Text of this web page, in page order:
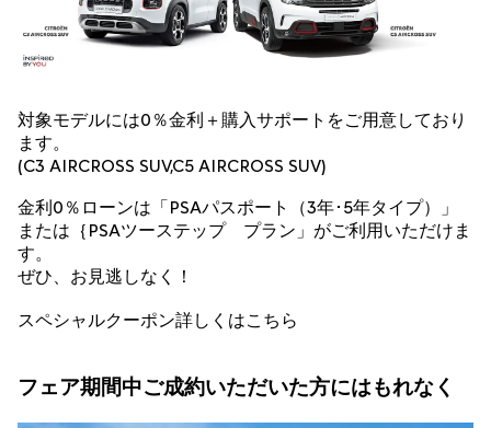
対象モデルには0％金利＋購入サポートをご用意しており
ます。
(C3 AIRCROSS SUV,C5 AIRCROSS SUV)
金利0％ローンは「PSAパスポート（3年･5年タイプ）」
または｛PSAツーステップ プラン」がご利用いただけま
す。
ぜひ、お見逃しなく！
スペシャルクーポン詳しくはこちら
フェア期間中ご成約いただいた方にはもれなく